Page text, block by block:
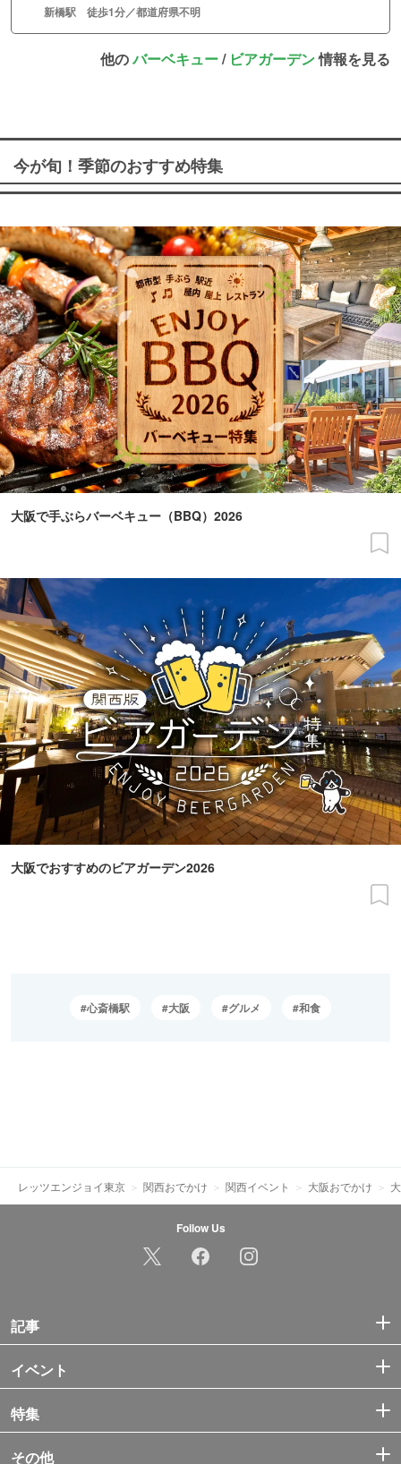
新橋駅 徒歩1分／都道府県不明
他のバーベキュー/ ビアガーデン情報を見る
今が旬！季節のおすすめ特集
大阪で手ぶらバーベキュー（BBQ）2026
大阪でおすすめのビアガーデン2026
心斎橋駅 大阪 グルメ 和食
レッツエンジョイ東京 関西おでかけ 関西イベント 大阪おでかけ
Follow Us
記事
イベント
特集
その他